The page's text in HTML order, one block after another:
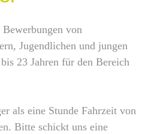
von
Jugendlichen und jungen
23 Jahren für den Bereich
als eine Stunde Fahrzeit von
Bitte schickt uns eine